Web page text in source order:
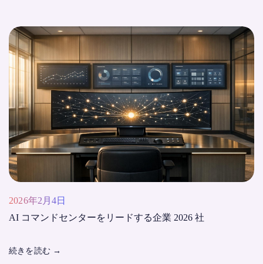
2026年2月4日
AI コマンドセンターをリードする企業 2026 社
続きを読む →